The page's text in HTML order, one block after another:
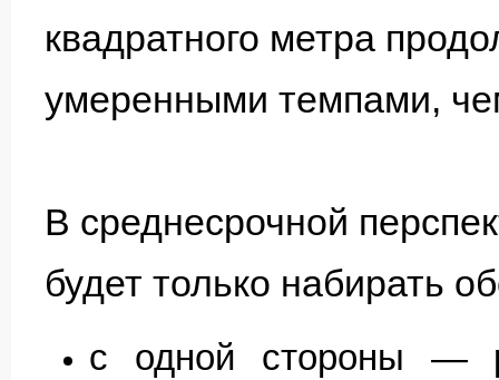
квадратного метра
умеренными темпами,
В среднесрочной
будет только набирать
с одной стороны —